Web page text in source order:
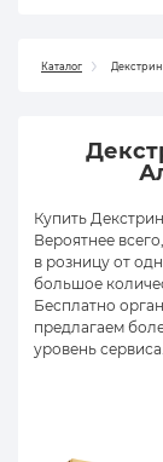
Каталог Декстрин
Купить
Вероятнее
в розницу от
большое
Бесплатно
предлагаем
уровень